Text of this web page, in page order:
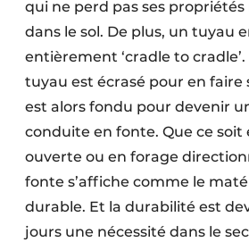
qui ne perd pas ses
dans le sol. De plus, un tuyau
entièrement ‘cradle to
tuyau est écrasé pour en faire
est alors fondu pour devenir
conduite en fonte. Que ce soit
ouverte ou en forage
fonte s’affiche comme le
durable. Et la durabilité est
jours une nécessité dans le